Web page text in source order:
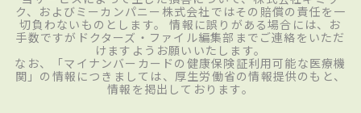
ク、およびミーカンパニー株式会社ではその賠償の責任を一
切負わないものとします。 情報に誤りがある場合には、お
手数ですがドクターズ・ファイル編集部までご連絡をいただ
けますようお願いいたします。
なお、「マイナンバーカードの健康保険証利用可能な医療機
関」の情報につきましては、厚生労働省の情報提供のもと、
情報を掲出しております。